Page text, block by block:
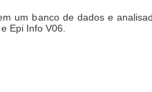
um banco de dados e
Epi Info V06.